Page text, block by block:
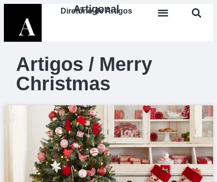
Artigonal
Diretório de Artigos
Artigos / Merry
Christmas